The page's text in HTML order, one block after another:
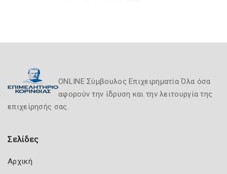
ONLINE Σύμβουλος Επιχειρηματία Όλα όσα
αφορούν την ίδρυση και την λειτουργία της
επιχείρησής σας.
Σελίδες
Αρχική